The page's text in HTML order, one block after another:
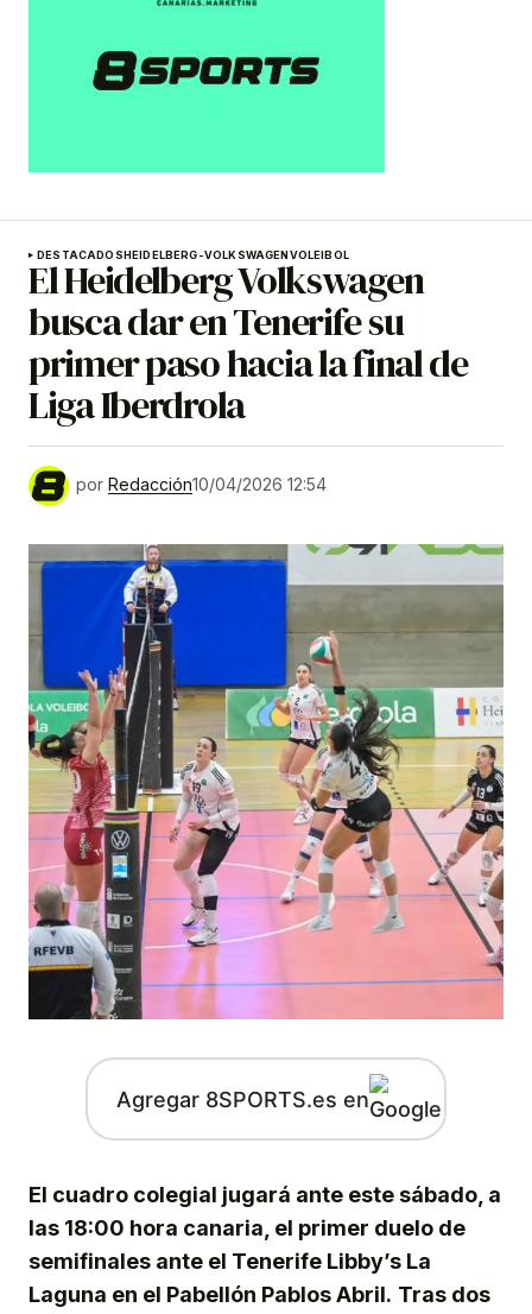
DESTACADOS HEIDELBERG-VOLKSWAGEN VOLEIBOL
El Heidelberg Volkswagen
busca dar en Tenerife su
primer paso hacia la final de
Liga Iberdrola
por Redacción10/04/2026 12:54
Agregar 8SPORTS.es en
El cuadro colegial jugará ante este sábado, a
las 18:00 hora canaria, el primer duelo de
semifinales ante el Tenerife Libby’s La
Laguna en el Pabellón Pablos Abril. Tras dos